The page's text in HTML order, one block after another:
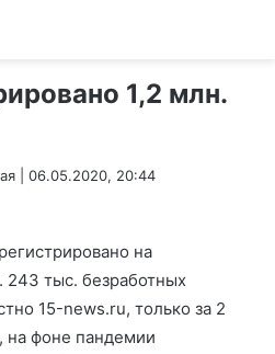
1,2 млн.
| 06.05.2020, 20:44
на
243 тыс. безработных
15-news.ru, только за 2
на фоне пандемии